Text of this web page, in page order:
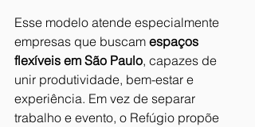
Esse modelo atende especialmente
empresas que buscam espaços
flexíveis em São Paulo, capazes de
unir produtividade, bem-estar e
experiência. Em vez de separar
trabalho e evento, o Refúgio propõe